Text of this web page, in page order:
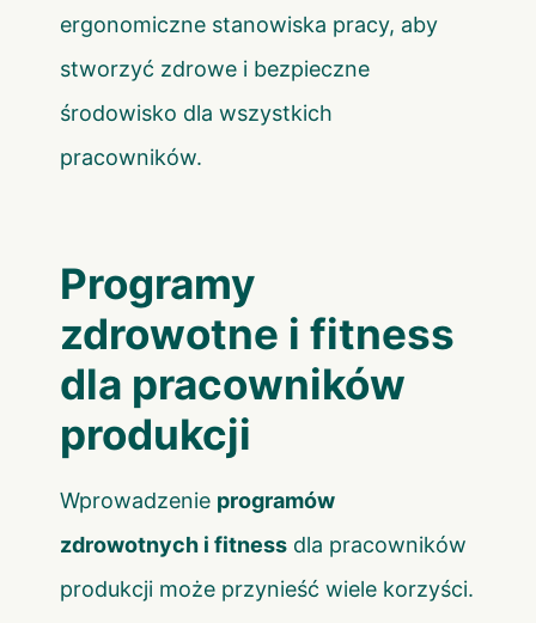
ergonomiczne stanowiska pracy, aby
stworzyć zdrowe i bezpieczne
środowisko dla wszystkich
pracowników.
Programy
zdrowotne i fitness
dla pracowników
produkcji
Wprowadzenie programów
zdrowotnych i fitness dla pracowników
produkcji może przynieść wiele korzyści.